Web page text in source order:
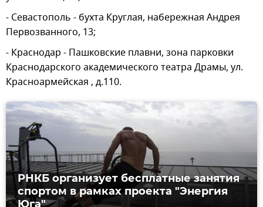
- Севастополь - бухта Круглая, набережная Андрея
Первозванного, 13;
- Краснодар - Пашковские плавни, зона парковки
Краснодарского академического театра Драмы, ул.
Красноармейская , д.110.
РНКБ организует бесплатные занятия
спортом в рамках проекта "Энергия
Юга"